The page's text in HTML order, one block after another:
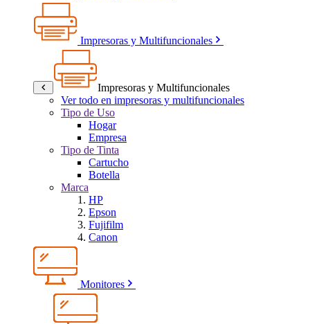
Impresoras y Multifuncionales
Impresoras y Multifuncionales
Ver todo en impresoras y multifuncionales
Tipo de Uso
Hogar
Empresa
Tipo de Tinta
Cartucho
Botella
Marca
HP
Epson
Fujifilm
Canon
Monitores